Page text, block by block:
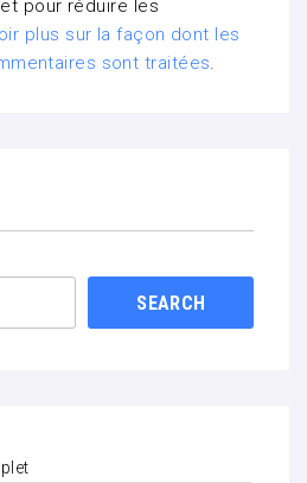
pour réduire les
plus sur la façon dont les
sont traitées.
SEARCH